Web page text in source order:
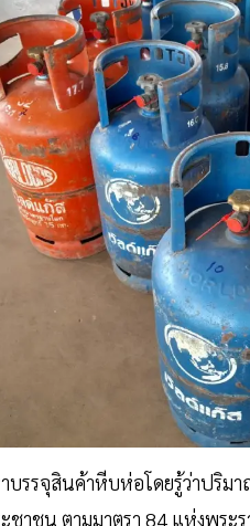
รรจุสินค้าหีบห่อโดยรู้ว่าปริม
ชาชน ตามมาตรา 84 แห่งพร